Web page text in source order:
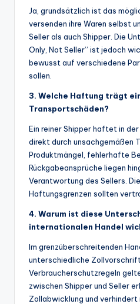
Ja, grundsätzlich ist das
versenden ihre Waren selbst
Seller als auch Shipper. Die
Only, Not Seller” ist jedoch
bewusst auf verschiedene
sollen.
3. Welche Haftung trägt
Transportschäden?
Ein reiner Shipper haftet in
direkt durch unsachgemäßen
Produktmängel, fehlerhafte
Rückgabeansprüche liegen
Verantwortung des Sellers.
Haftungsgrenzen sollten
4. Warum ist diese
internationalen Handel
Im grenzüberschreitenden
unterschiedliche
Verbraucherschutzregeln
zwischen Shipper und Seller
Zollabwicklung und verhindert